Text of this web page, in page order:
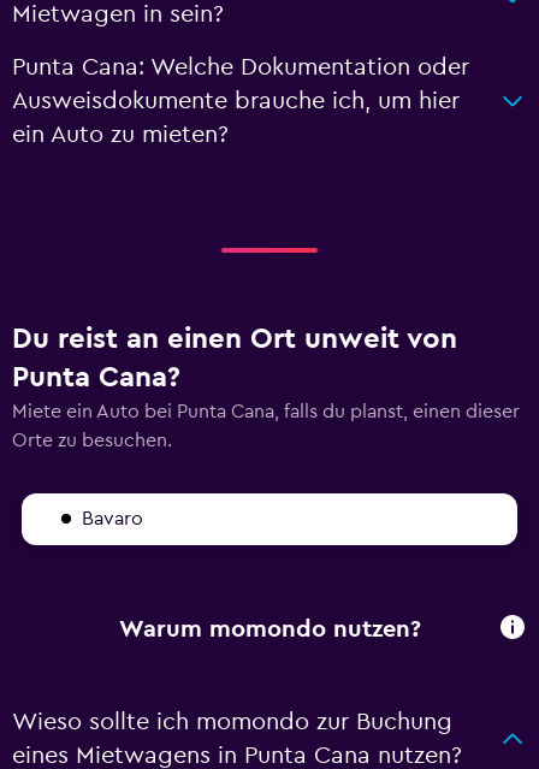
Mietwagen in sein?
Punta Cana: Welche Dokumentation oder
Ausweisdokumente brauche ich, um hier
ein Auto zu mieten?
Du reist an einen Ort unweit von
Punta Cana?
Miete ein Auto bei Punta Cana, falls du planst, einen dieser
Orte zu besuchen.
Bavaro
Warum momondo nutzen?
Wieso sollte ich momondo zur Buchung
eines Mietwagens in Punta Cana nutzen?